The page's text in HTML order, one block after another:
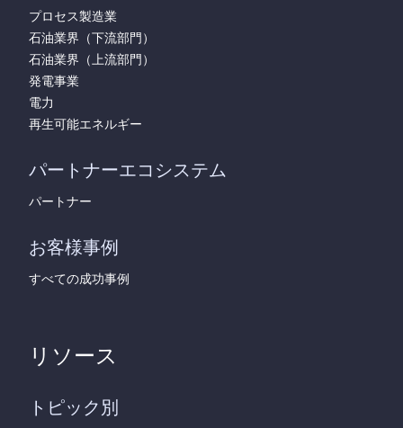
プロセス製造業
石油業界（下流部門）
石油業界（上流部門）
発電事業
電力
再生可能エネルギー
パートナーエコシステム
パートナー
お客様事例
すべての成功事例
リソース
トピック別